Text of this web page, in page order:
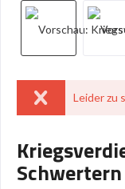
Leider zu